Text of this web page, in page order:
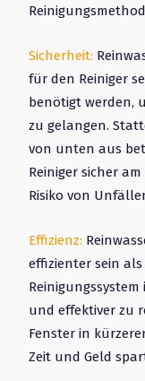
Sicherheit:
für den Reiniger
benötigt werden,
zu gelangen.
von unten aus
Reiniger sicher
Risiko von
Effizienz:
effizienter sein
und effektiver zu
Fenster in
Zeit und Geld